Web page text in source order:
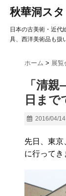
秋華洞ス
日本の古美術・近代
具、西洋美術品も扱
ホーム > 展覧
「清
日まで
2016/04/14
先日、東
に行ってき